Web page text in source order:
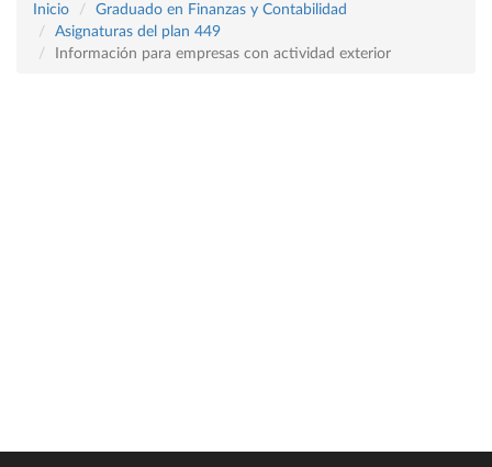
Inicio
Graduado en Finanzas y Contabilidad
Asignaturas del plan 449
Información para empresas con actividad exterior